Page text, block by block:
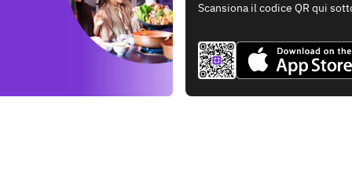
Scansiona il codice QR qui